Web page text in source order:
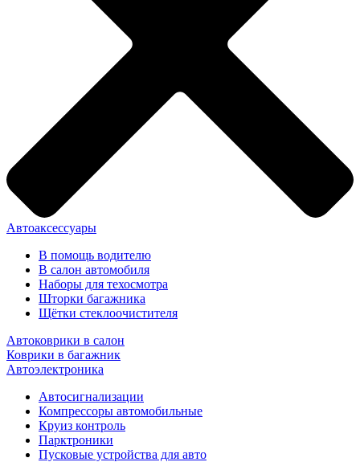
Автоаксессуары
В помощь водителю
В салон автомобиля
Наборы для техосмотра
Шторки багажника
Щётки стеклоочистителя
Автоковрики в салон
Коврики в багажник
Автоэлектроника
Автосигнализации
Компрессоры автомобильные
Круиз контроль
Парктроники
Пусковые устройства для авто